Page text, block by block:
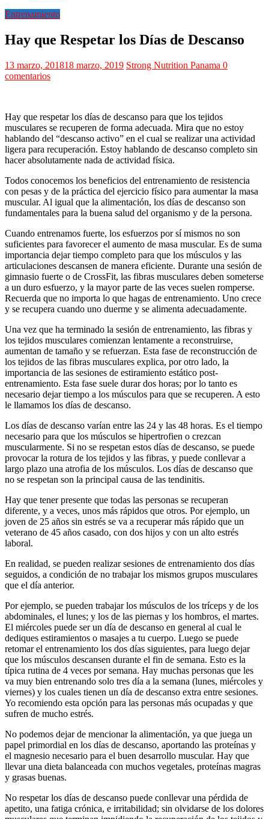
Entrenamiento
Hay que Respetar los Días de Descanso
13 marzo, 201818 marzo, 2019 Strong Nutrition Panama 0
comentarios
Hay que respetar los días de descanso para que los tejidos
musculares se recuperen de forma adecuada. Mira que no estoy
hablando del “descanso activo” en el cual se realizar una actividad
ligera para recuperación. Estoy hablando de descanso completo sin
hacer absolutamente nada de actividad física.
Todos conocemos los beneficios del entrenamiento de resistencia
con pesas y de la práctica del ejercicio físico para aumentar la masa
muscular. Al igual que la alimentación, los días de descanso son
fundamentales para la buena salud del organismo y de la persona.
Cuando entrenamos fuerte, los esfuerzos por sí mismos no son
suficientes para favorecer el aumento de masa muscular. Es de suma
importancia dejar tiempo completo para que los músculos y las
articulaciones descansen de manera eficiente. Durante una sesión de
gimnasio fuerte o de CrossFit, las fibras musculares deben someterse
a un duro esfuerzo, y la mayor parte de las veces suelen romperse.
Recuerda que no importa lo que hagas de entrenamiento. Uno crece
y se recupera cuando uno duerme y se alimenta adecuadamente.
Una vez que ha terminado la sesión de entrenamiento, las fibras y
los tejidos musculares comienzan lentamente a reconstruirse,
aumentan de tamaño y se refuerzan. Esta fase de reconstrucción de
los tejidos de las fibras musculares explica, por otro lado, la
importancia de las sesiones de estiramiento estático post-
entrenamiento. Esta fase suele durar dos horas; por lo tanto es
necesario dejar tiempo a los músculos para que se recuperen. A esto
le llamamos los días de descanso.
Los días de descanso varían entre las 24 y las 48 horas. Es el tiempo
necesario para que los músculos se hipertrofien o crezcan
muscularmente. Si no se respetan estos días de descanso, se puede
provocar la rotura de los tejidos y las fibras, y puede conllevar a
largo plazo una atrofia de los músculos. Los días de descanso que
no se respetan son la principal causa de las tendinitis.
Hay que tener presente que todas las personas se recuperan
diferente, y a veces, unos más rápidos que otros. Por ejemplo, un
joven de 25 años sin estrés se va a recuperar más rápido que un
veterano de 45 años casado, con dos hijos y con un alto estrés
laboral.
En realidad, se pueden realizar sesiones de entrenamiento dos días
seguidos, a condición de no trabajar los mismos grupos musculares
que el día anterior.
Por ejemplo, se pueden trabajar los músculos de los tríceps y de los
abdominales, el lunes; y los de las piernas y los hombros, el martes.
El miércoles puede ser un día de descanso en general al cual le
dediques estiramientos o masajes a tu cuerpo. Luego se puede
retomar el entrenamiento los dos días siguientes, para luego dejar
que los músculos descansen durante el fin de semana. Esto es la
típica rutina de 4 veces por semana. Hay muchas personas que les
va muy bien entrenando solo tres día a la semana (lunes, miércoles y
viernes) y los cuales tienen un día de descanso extra entre sesiones.
Yo recomiendo esta opción para las personas más ocupadas y que
sufren de mucho estrés.
No podemos dejar de mencionar la alimentación, ya que juega un
papel primordial en los días de descanso, aportando las proteínas y
el magnesio necesario para el buen desarrollo muscular. Hay que
llevar una dieta balanceada con muchos vegetales, proteínas magras
y grasas buenas.
No respetar los días de descanso puede conllevar una pérdida de
apetito, una fatiga crónica, e irritabilidad; sin olvidarse de los dolores